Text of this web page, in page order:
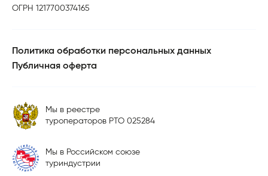
ОГРН 1217700374165
Политика обработки персональных данных
Публичная оферта
Мы в реестре
туроператоров РТО 025284
Мы в Российском союзе
туриндустрии